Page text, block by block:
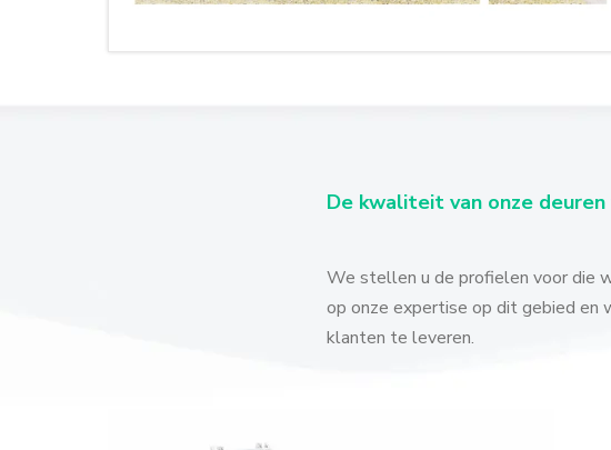
De kwaliteit van onze
We stellen u de profielen voor die
op onze expertise op dit gebied en
klanten te leveren.